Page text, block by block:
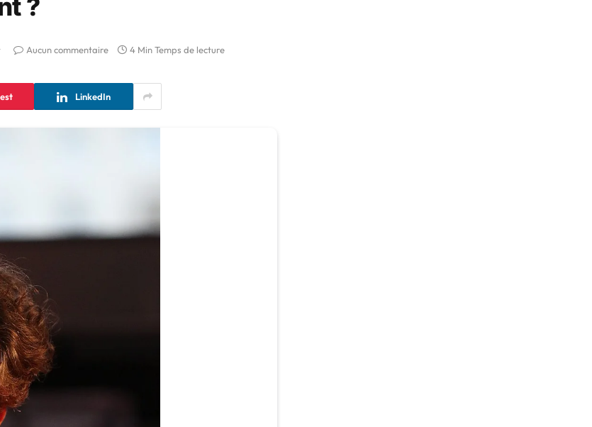
?
Aucun commentaire 4 Min Temps de lecture
LinkedIn